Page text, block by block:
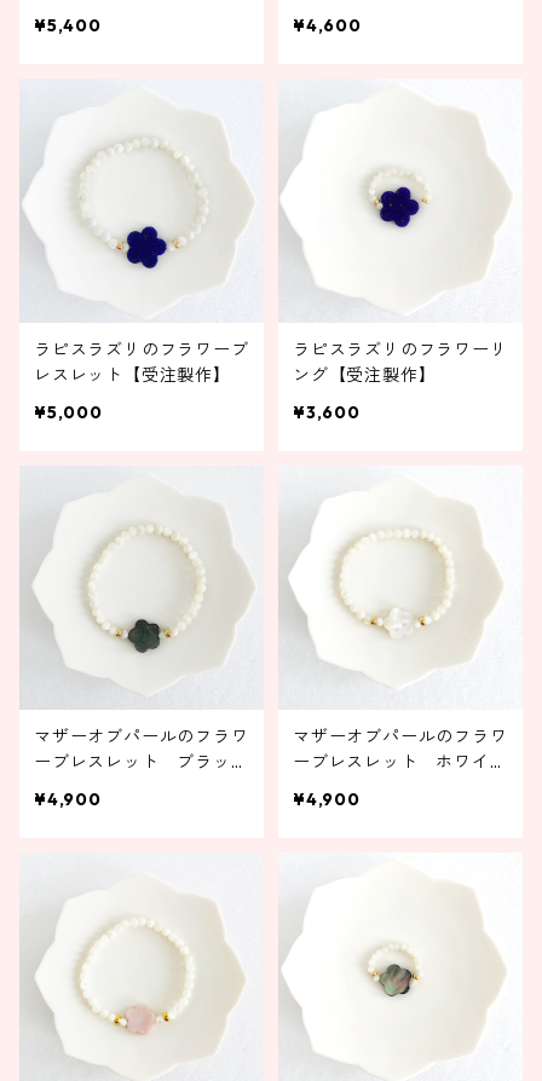
¥5,400
¥4,600
ラピスラズリのフラワーブ
レスレット【受注製作】
¥5,000
ラピスラズリのフラワーリ
ング【受注製作】
¥3,600
マザーオブパールのフラワ
ーブレスレット ブラック
¥4,900
マザーオブパールのフラワ
ーブレスレット ホワイト
¥4,900